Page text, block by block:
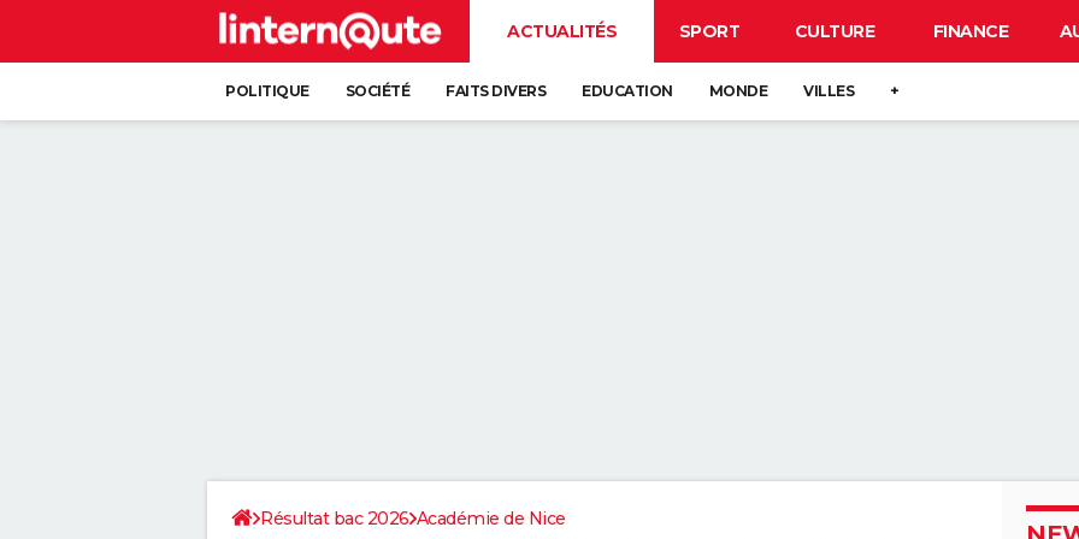
ACTUALITÉS SPORT CULTURE FINANCE
POLITIQUE SOCIÉTÉ FAITS DIVERS EDUCATION MONDE VILLES +
Résultat bac 2026 Académie de Nice